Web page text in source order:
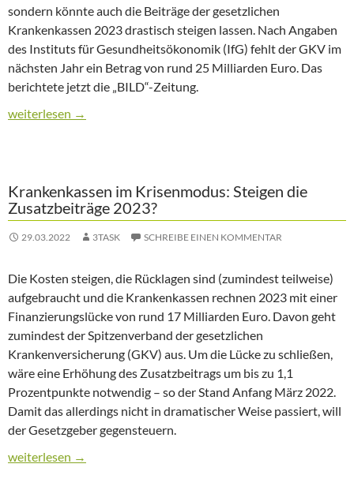
sondern könnte auch die Beiträge der gesetzlichen
Krankenkassen 2023 drastisch steigen lassen. Nach Angaben
des Instituts für Gesundheitsökonomik (IfG) fehlt der GKV im
nächsten Jahr ein Betrag von rund 25 Milliarden Euro. Das
berichtete jetzt die „BILD“-Zeitung.
Inflation: Explosion der Krankenkassenbeiträge droht 2023
weiterlesen →
Krankenkassen im Krisenmodus: Steigen die
Zusatzbeiträge 2023?
29.03.2022 3TASK SCHREIBE EINEN KOMMENTAR
Die Kosten steigen, die Rücklagen sind (zumindest teilweise)
aufgebraucht und die Krankenkassen rechnen 2023 mit einer
Finanzierungslücke von rund 17 Milliarden Euro. Davon geht
zumindest der Spitzenverband der gesetzlichen
Krankenversicherung (GKV) aus. Um die Lücke zu schließen,
wäre eine Erhöhung des Zusatzbeitrags um bis zu 1,1
Prozentpunkte notwendig – so der Stand Anfang März 2022.
Damit das allerdings nicht in dramatischer Weise passiert, will
der Gesetzgeber gegensteuern.
Krankenkassen im Krisenmodus: Steigen die Zusatzbeiträge
weiterlesen →